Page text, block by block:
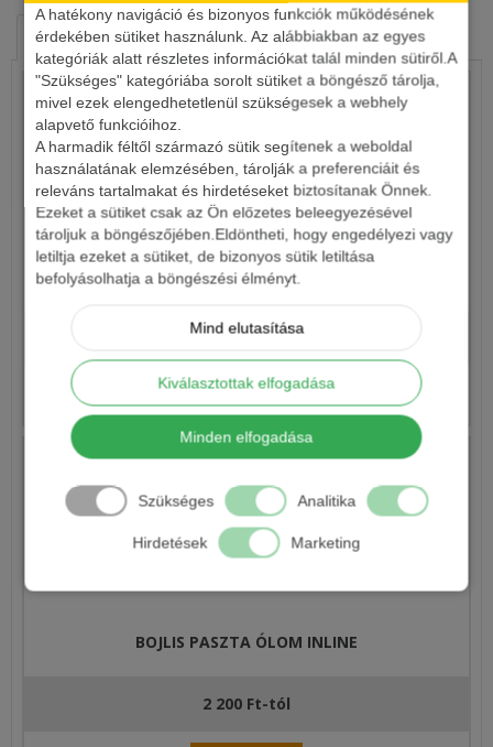
A hatékony navigáció és bizonyos funkciók működésének
érdekében sütiket használunk. Az alábbiakban az egyes
kategóriák alatt részletes információkat talál minden sütiről.A
"Szükséges" kategóriába sorolt sütiket a böngésző tárolja,
mivel ezek elengedhetetlenül szükségesek a webhely
alapvető funkcióihoz.
A harmadik féltől származó sütik segítenek a weboldal
használatának elemzésében, tárolják a preferenciáit és
releváns tartalmakat és hirdetéseket biztosítanak Önnek.
Ezeket a sütiket csak az Ön előzetes beleegyezésével
tároljuk a böngészőjében.Eldöntheti, hogy engedélyezi vagy
letiltja ezeket a sütiket, de bizonyos sütik letiltása
befolyásolhatja a böngészési élményt.
Mind elutasítása
Kiválasztottak elfogadása
Minden elfogadása
Szükséges Analitika
Hirdetések Marketing
HASONLÓ TERMÉKEK KAPCSOLÓDÓ ÍRÁSOK
SZIVAR BOJLIZÓ ÓLOM, TÁVDOBÓ
700 Ft-tól
Részletek
BOJLIS PASZTA ÓLOM INLINE
2 200 Ft-tól